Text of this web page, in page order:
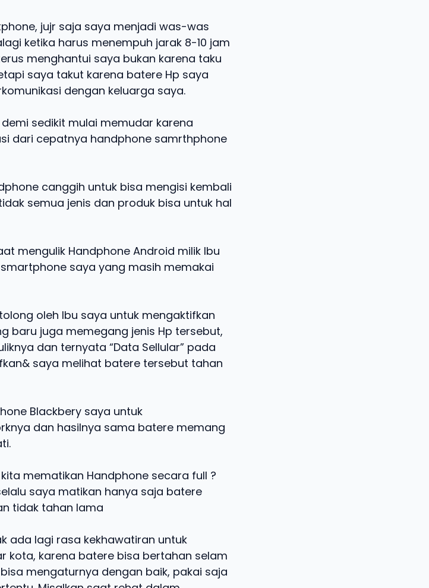
jujr saja saya menjadi was-was
ketika harus menempuh jarak 8-10 jam
menghantui saya bukan karena taku
saya takut karena batere Hp saya
dengan keluarga saya.
sedikit mulai memudar karena
dari cepatnya handphone samrthphone
canggih untuk bisa mengisi kembali
semua jenis dan produk bisa untuk hal
mengulik Handphone Android milik Ibu
saya yang masih memakai
oleh Ibu saya untuk mengaktifkan
baru juga memegang jenis Hp tersebut,
dan ternyata “Data Sellular” pada
saya melihat batere tersebut tahan
Blackbery saya untuk
dan hasilnya sama batere memang
mematikan Handphone secara full ?
saya matikan hanya saja batere
tidak tahan lama
ada lagi rasa kekhawatiran untuk
kota, karena batere bisa bertahan selam
mengaturnya dengan baik, pakai saja